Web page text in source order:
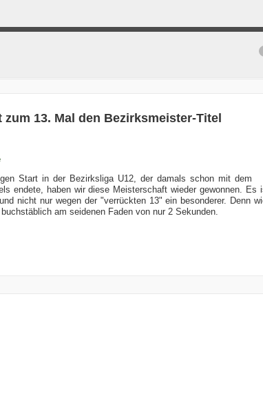
zum 13. Mal den Bezirksmeister-Titel
Start in der Bezirksliga U12, der damals schon mit dem
endete, haben wir diese Meisterschaft wieder gewonnen. Es
nicht nur wegen der "verrückten 13" ein besonderer. Denn
am seidenen Faden von nur 2 Sekunden.